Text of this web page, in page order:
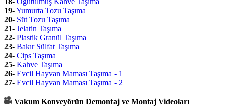
19-Yumurta Tozu Taşıma
20- Süt Tozu Taşıma
21- Jelatin Taşıma
22- Plastik Granül Taşıma
23- Bakır Sülfat Taşıma
24- Cips Taşıma
25- Kahve Taşıma
26- Evcil Hayvan Maması Taşıma - 1
27- Evcil Hayvan Maması Taşıma - 2
Vakum Konveyörün Demontaj ve Montaj Videoları